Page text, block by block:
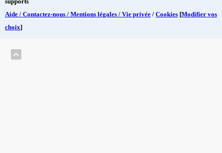
Aide / Contactez-nous / Mentions légales / Vie privée / Cookies [Modifier vos
choix]